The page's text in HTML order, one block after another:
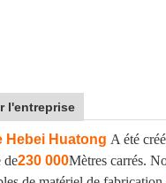
l'entreprise
Hebei Huatong A été
de230 000Mètres carrés.